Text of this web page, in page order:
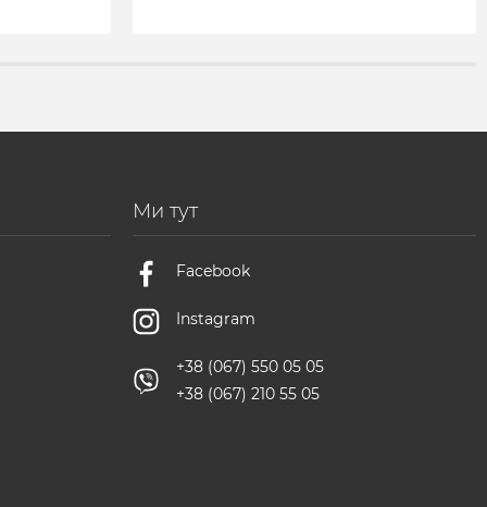
Ми тут
Facebook
Instagram
+38 (067) 550 05 05
+38 (067) 210 55 05